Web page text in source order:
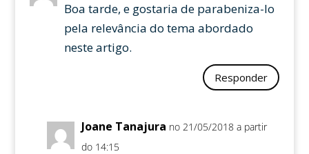
Boa tarde, e gostaria de parabeniza-lo
pela relevância do tema abordado
neste artigo.
Responder
Joane Tanajura no 21/05/2018 a partir
do 14:15